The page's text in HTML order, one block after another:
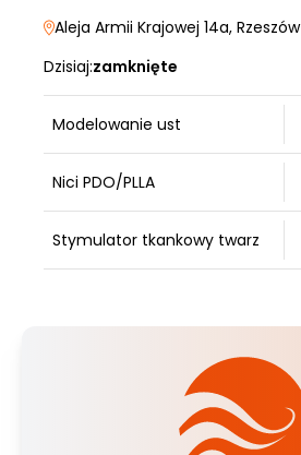
Aleja Armii Krajowej 14a, Rzeszów
Dzisiaj:zamknięte
Modelowanie ust
Nici PDO/PLLA
Stymulator tkankowy twarz